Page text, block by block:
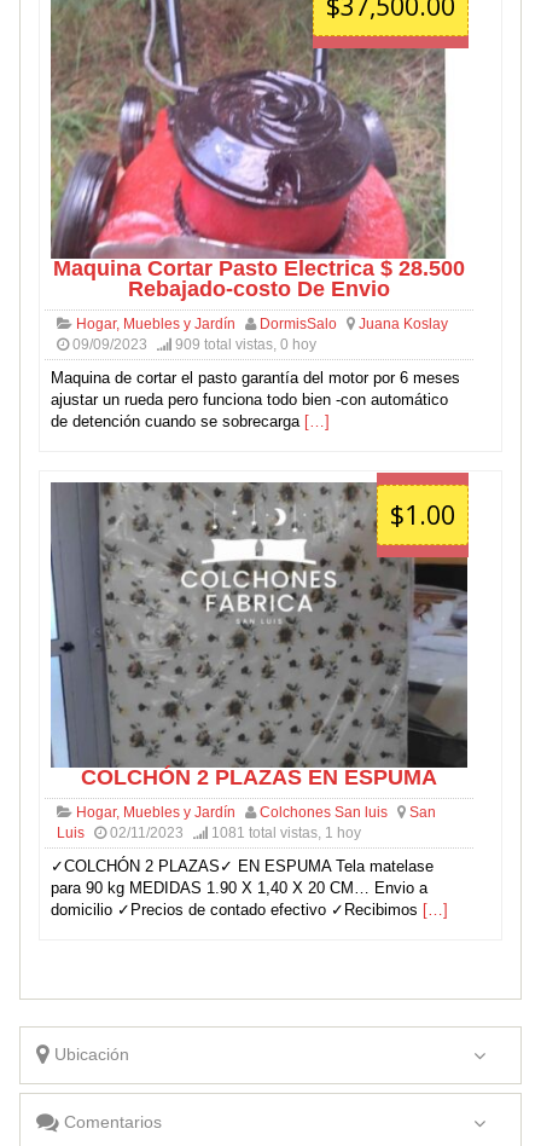
Maquina Cortar Pasto Electrica $ 28.500
Rebajado-costo De Envio
Hogar, Muebles y Jardín DormisSalo
Juana Koslay
09/09/2023
909 total vistas, 0 hoy
Maquina de cortar el pasto garantía del motor por 6 meses
ajustar un rueda pero funciona todo bien -con automático
de detención cuando se sobrecarga […]
$1.00
COLCHÓN 2 PLAZAS EN ESPUMA
Hogar, Muebles y Jardín Colchones San luis
San
Luis
02/11/2023 1081 total vistas, 1 hoy
✓COLCHÓN 2 PLAZAS✓ EN ESPUMA Tela matelase
para 90 kg MEDIDAS 1.90 X 1,40 X 20 CM… Envio a
domicilio ✓Precios de contado efectivo ✓Recibimos […]
Ubicación
Comentarios